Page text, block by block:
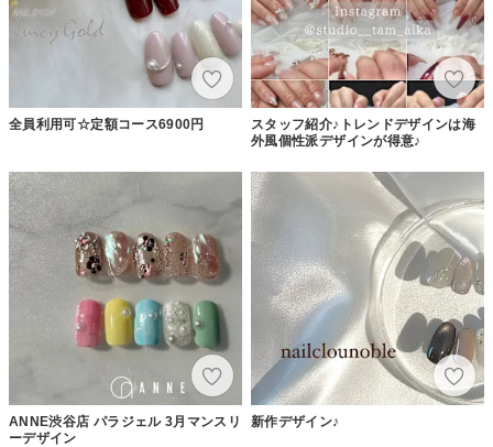
全員利用可☆定額コース6900円
スタッフ紹介♪トレンドデザインは海
外風個性派デザインが得意♪
ANNE渋谷店 パラジェル 3月マンスリ
ーデザイン
新作デザイン♪